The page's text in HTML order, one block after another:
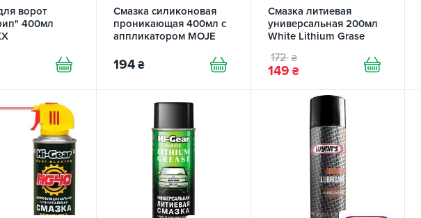
ворот
400мл
Смазка силиконовая
проникающая 400мл с
аппликатором MOJE
194 ₴
Cмазка литиевая
универсальная 200мл
White Lithium Grase
172 ₴
149 ₴